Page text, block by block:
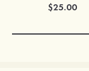
$25.00